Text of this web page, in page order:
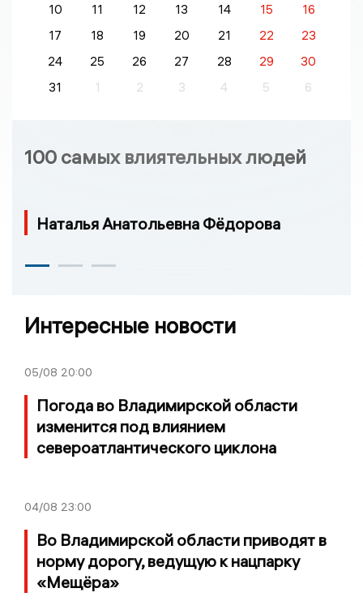
10
11 12 13 14 15
16
17
18 19 20 21 22
23
24
25 26 27 28 29
30
31
1 2 3 4 5 6
100 самых влиятельных людей
Наталья Анатольевна Фёдорова
Интересные новости
05/08 20:00
Погода во Владимирской области
изменится под влиянием
североатлантического циклона
04/08 23:00
Во Владимирской области приводят в
норму дорогу, ведущую к нацпарку
«Мещёра»